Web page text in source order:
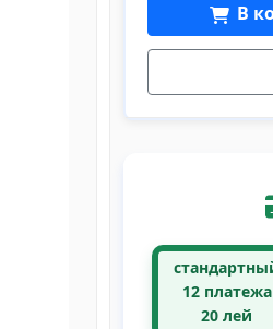
В
12 платежа
20 лей